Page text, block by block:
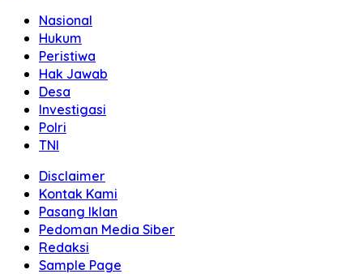
Nasional
Hukum
Peristiwa
Hak Jawab
Desa
Investigasi
Polri
TNI
Disclaimer
Kontak Kami
Pasang Iklan
Pedoman Media Siber
Redaksi
Sample Page